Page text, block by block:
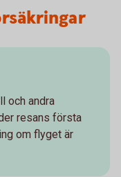
och andra
resans första
om flyget är